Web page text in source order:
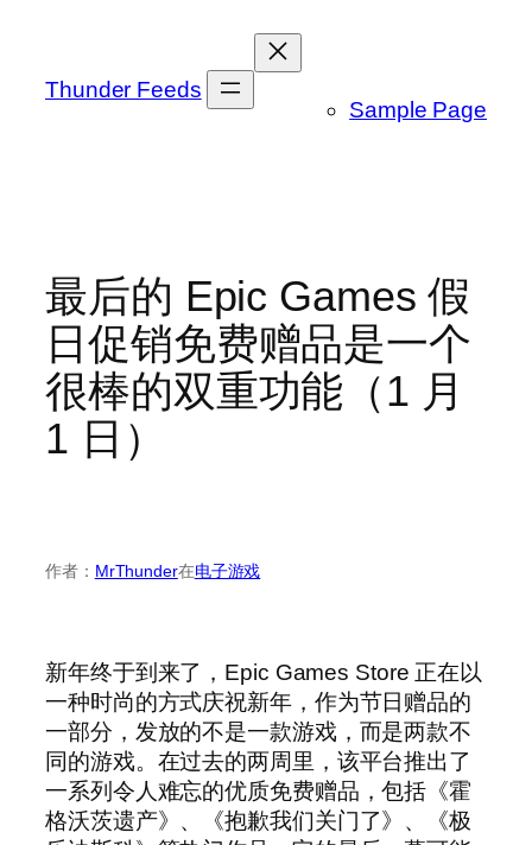
Thunder Feeds
Sample Page
最后的 Epic Games 假
日促销免费赠品是一个
很棒的双重功能（1 月
1 日）
作者： MrThunder在电子游戏
新年终于到来了，Epic Games Store 正在以
一种时尚的方式庆祝新年，作为节日赠品的
一部分，发放的不是一款游戏，而是两款不
同的游戏。在过去的两周里，该平台推出了
一系列令人难忘的优质免费赠品，包括《霍
格沃茨遗产》、《抱歉我们关门了》、《极